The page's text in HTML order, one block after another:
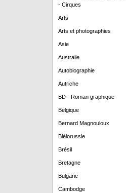
- Cirques
Arts
Arts et photographies
Asie
Australie
Autobiographie
Autriche
BD - Roman graphique
Belgique
Bernard Magnouloux
Biélorussie
Brésil
Bretagne
Bulgarie
Cambodge